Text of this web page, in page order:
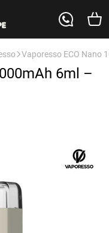
Vaporesso ECO Nano
6ml –